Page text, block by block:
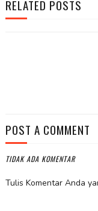
RELATED POSTS
POST A COMMENT
TIDAK ADA KOMENTAR
Tulis Komentar Anda